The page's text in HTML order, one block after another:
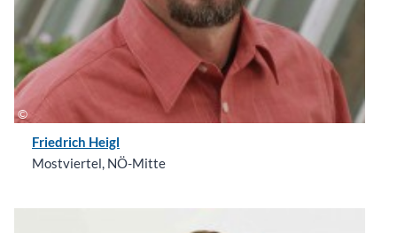
Friedrich Heigl
Mostviertel, NÖ-Mitte